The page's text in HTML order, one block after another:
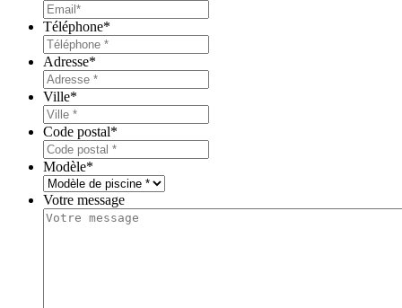
Téléphone*
Adresse*
Ville*
Code postal*
Modèle*
Votre message